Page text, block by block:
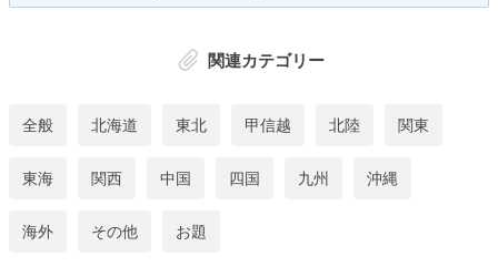
関連カテゴリー
全般 北海道 東北 甲信越 北陸 関東
東海 関西 中国 四国 九州 沖縄
海外 その他 お題